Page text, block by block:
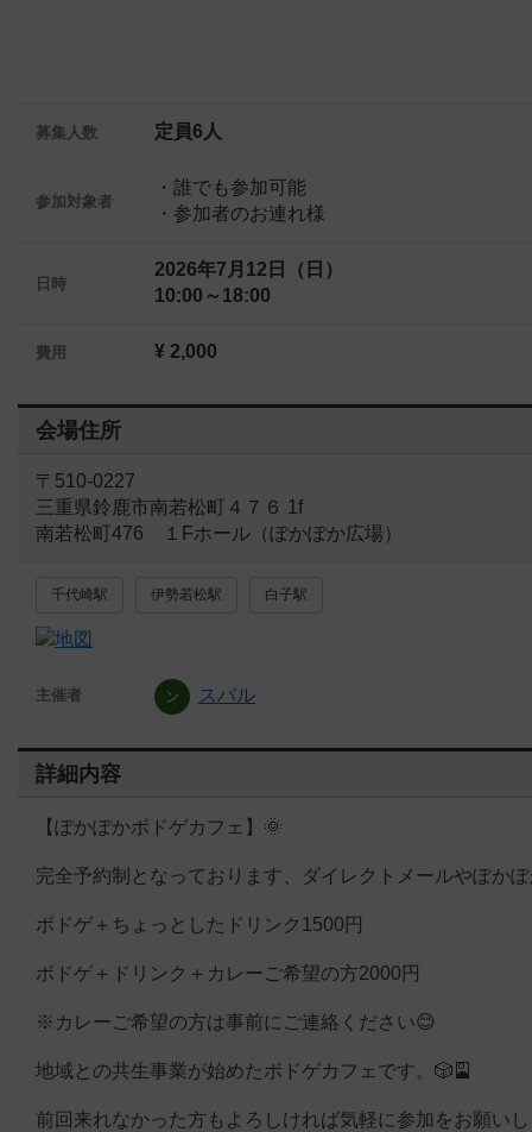
募集人数 定員6人
参加対象者
・誰でも参加可能
・参加者のお連れ様
日時
2026年7月12日（日）
10:00～18:00
費用 ¥ 2,000
会場住所
〒510-0227
三重県鈴鹿市南若松町４７６ 1f
南若松町476 １Fホール（ぽかぽか広場）
千代崎駅 伊勢若松駅 白子駅
主催者 スバル
詳細内容
【ぽかぽかボドゲカフェ】🌞
完全予約制となっております、ダイレクトメールやぽか
ボドゲ＋ちょっとしたドリンク1500円
ボドゲ＋ドリンク＋カレーご希望の方2000円
※カレーご希望の方は事前にご連絡ください😊
地域との共生事業が始めたボドゲカフェです。🎲🎴
前回来れなかった方もよろしければ気軽に参加をお願い